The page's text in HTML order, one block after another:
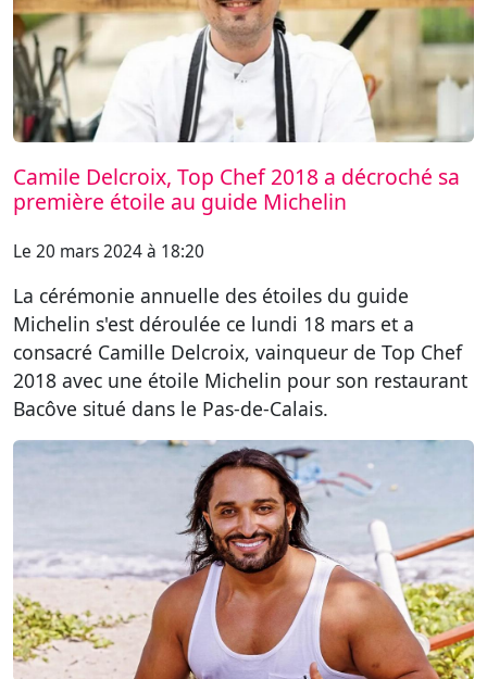
Camile Delcroix, Top Chef 2018 a décroché sa
première étoile au guide Michelin
Le 20 mars 2024 à 18:20
La cérémonie annuelle des étoiles du guide
Michelin s'est déroulée ce lundi 18 mars et a
consacré Camille Delcroix, vainqueur de Top Chef
2018 avec une étoile Michelin pour son restaurant
Bacôve situé dans le Pas-de-Calais.